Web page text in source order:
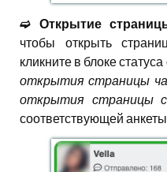
➫⠀Открытие
чтобы открыть
кликните в блоке
открытия страницы
открытия страницы
соответствующей